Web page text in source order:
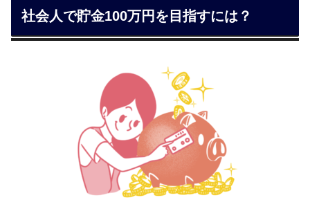
社会人で貯金100万円を目指すには？